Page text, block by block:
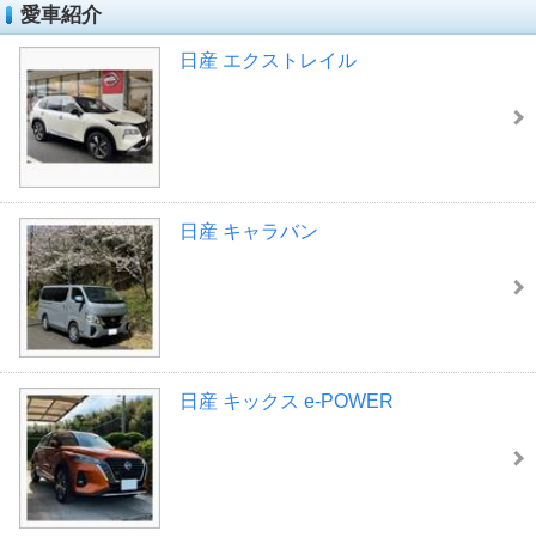
愛車紹介
日産 エクストレイル
日産 キャラバン
日産 キックス e-POWER